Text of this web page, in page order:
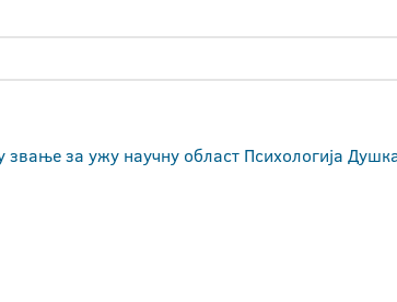
за ужу научну област Психологија